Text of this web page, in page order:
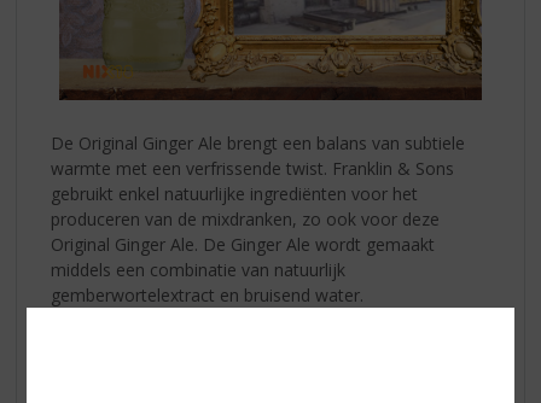
De Original Ginger Ale brengt een balans van subtiele
warmte met een verfrissende twist. Franklin & Sons
gebruikt enkel natuurlijke ingrediënten voor het
produceren van de mixdranken, zo ook voor deze
Original Ginger Ale. De Ginger Ale wordt gemaakt
middels een combinatie van natuurlijk
gemberwortelextract en bruisend water.